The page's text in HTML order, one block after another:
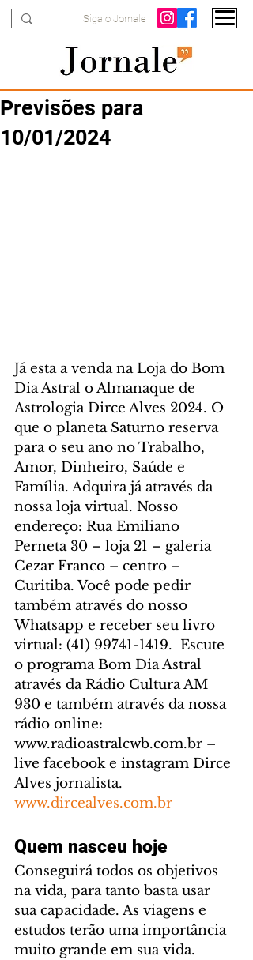
Siga o Jornale
Previsões para
10/01/2024
Já esta a venda na Loja do Bom
Dia Astral o Almanaque de
Astrologia Dirce Alves 2024. O
que o planeta Saturno reserva
para o seu ano no Trabalho,
Amor, Dinheiro, Saúde e
Família. Adquira já através da
nossa loja virtual. Nosso
endereço: Rua Emiliano
Perneta 30 – loja 21 – galeria
Cezar Franco – centro –
Curitiba. Você pode pedir
também através do nosso
Whatsapp e receber seu livro
virtual: (41) 99741-1419.  Escute
o programa Bom Dia Astral
através da Rádio Cultura AM
930 e também através da nossa
rádio online:
www.radioastralcwb.com.br –
live facebook e instagram Dirce
Alves jornalista.
www.dircealves.com.br
Quem nasceu hoje
Conseguirá todos os objetivos
na vida, para tanto basta usar
sua capacidade. As viagens e
estudos terão uma importância
muito grande em sua vida.